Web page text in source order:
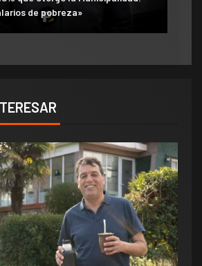
de pobreza»